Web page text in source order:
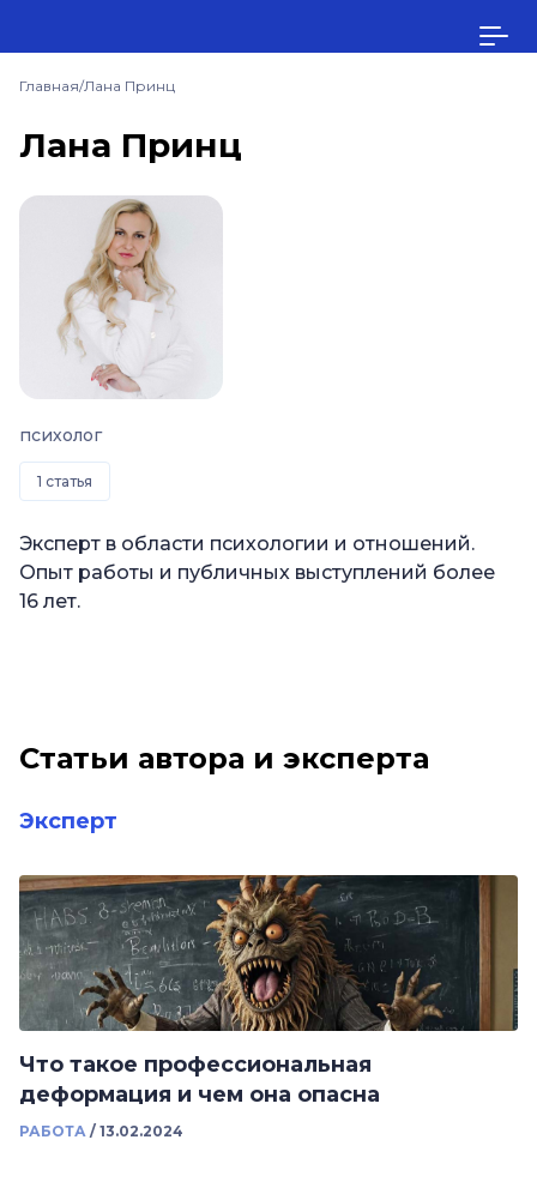
Главная/Лана Принц
Лана Принц
психолог
1 статья
Эксперт в области психологии и отношений.
Опыт работы и публичных выступлений более
16 лет.
Статьи автора и эксперта
Эксперт
Что такое профессиональная
деформация и чем она опасна
РАБОТА / 13.02.2024